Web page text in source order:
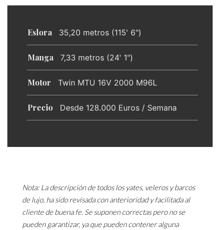
Eslora 35,20 metros (115' 6")
Manga 7,33 metros (24' 1")
Motor Twin MTU 16V 2000 M96L
Precio Desde 128.000 Euros / Semana
Nota: La descripción de todos los yates, veleros y barcos
de lujo, ha sido revisada con anterioridad y facilitada al
cliente de buena fe. Se suponen correctas pero no se
pueden garantizar, ya que pueden contener alguna